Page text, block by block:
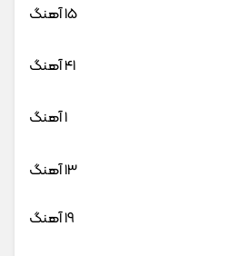
15 آهنگ
41 آهنگ
1 آهنگ
13 آهنگ
19 آهنگ